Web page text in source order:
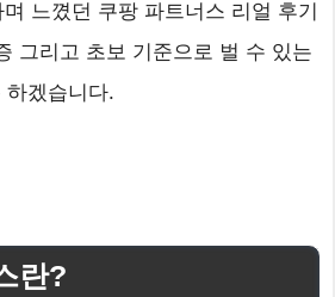
느꼈던 쿠팡 파트너스 리얼 후기
그리고 초보 기준으로 벌 수 있는
하겠습니다.
란?